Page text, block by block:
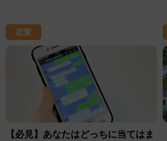
恋愛
【必見】あなたはどっちに当てはま